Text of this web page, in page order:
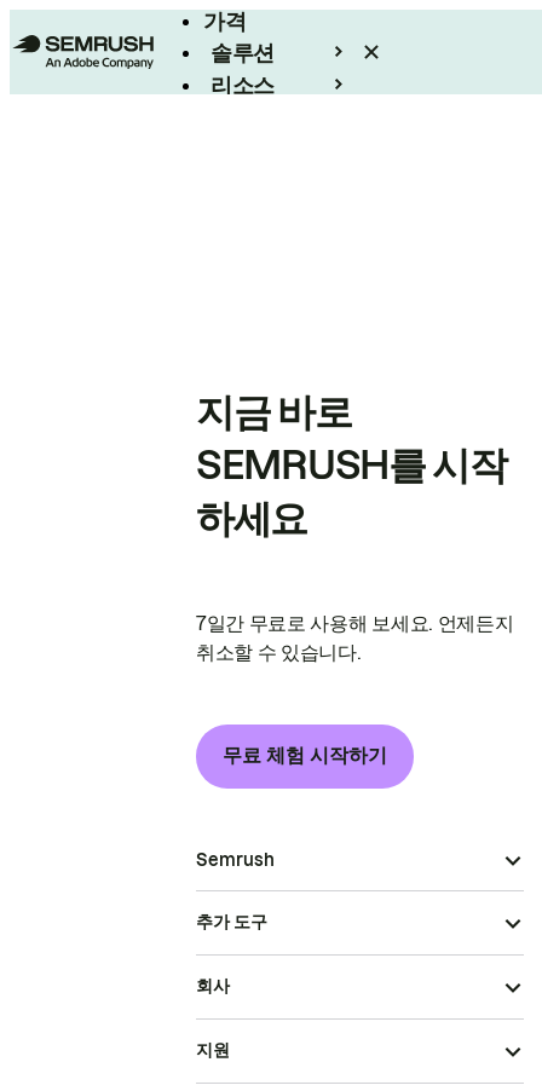
가격
솔루션
리소스
지금 바로
SEMRUSH를 시작
하세요
7일간 무료로 사용해 보세요. 언제든지
취소할 수 있습니다.
무료 체험 시작하기
Semrush
추가 도구
회사
지원